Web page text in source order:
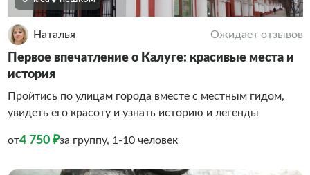
Наталья Ожидает отзывов
Первое впечатление о Калуге: красивые места и
история
Пройтись по улицам города вместе с местным гидом,
увидеть его красоту и узнать историю и легенды
от4 750 ₽за группу, 1-10 человек